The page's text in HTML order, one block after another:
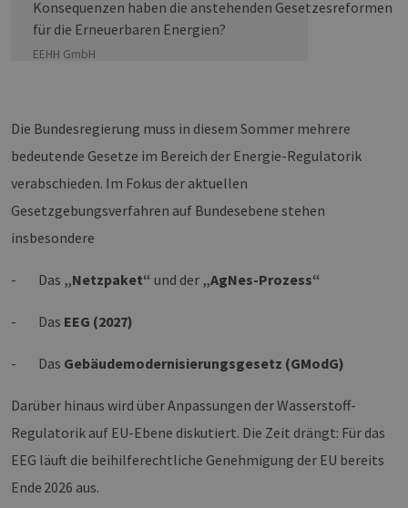
EEHH GmbH
Die Bundesregierung muss in diesem Sommer mehrere
bedeutende Gesetze im Bereich der Energie-Regulatorik
verabschieden. Im Fokus der aktuellen
Gesetzgebungsverfahren auf Bundesebene stehen
insbesondere
- Das „Netzpaket“ und der „AgNes-Prozess“
- Das EEG (2027)
- Das Gebäudemodernisierungsgesetz (GModG)
Darüber hinaus wird über Anpassungen der Wasserstoff-
Regulatorik auf EU-Ebene diskutiert. Die Zeit drängt: Für das
EEG läuft die beihilferechtliche Genehmigung der EU bereits
Ende 2026 aus.